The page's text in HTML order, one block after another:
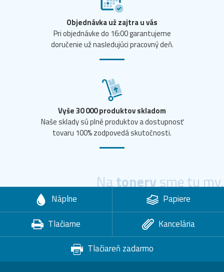
Objednávka už zajtra u vás
Pri objednávke do 16:00 garantujeme
doručenie už nasledujúci pracovný deň.
Vyše 30 000 produktov skladom
Naše sklady sú plné produktov a dostupnosť
tovaru 100% zodpovedá skutočnosti.
Natonerysme tu my.
Náplne
Papiere
Tlačiarne
Kancelária
Tlačiareň zadarmo